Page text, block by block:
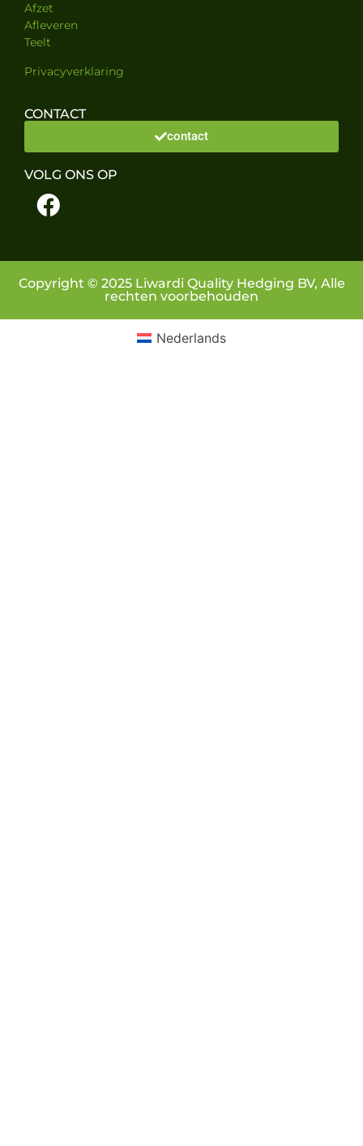
Afzet
Afleveren
Teelt
Privacyverklaring
CONTACT
contact
VOLG ONS OP
Copyright © 2025 Liwardi Quality Hedging BV, Alle
rechten voorbehouden
Nederlands